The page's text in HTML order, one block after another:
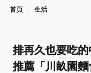
首頁 生活
排再久也要吃
推薦「川畝園